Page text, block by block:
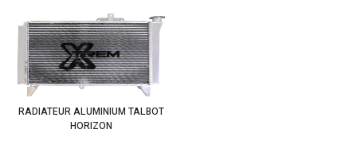
RADIATEUR ALUMINIUM TALBOT
HORIZON